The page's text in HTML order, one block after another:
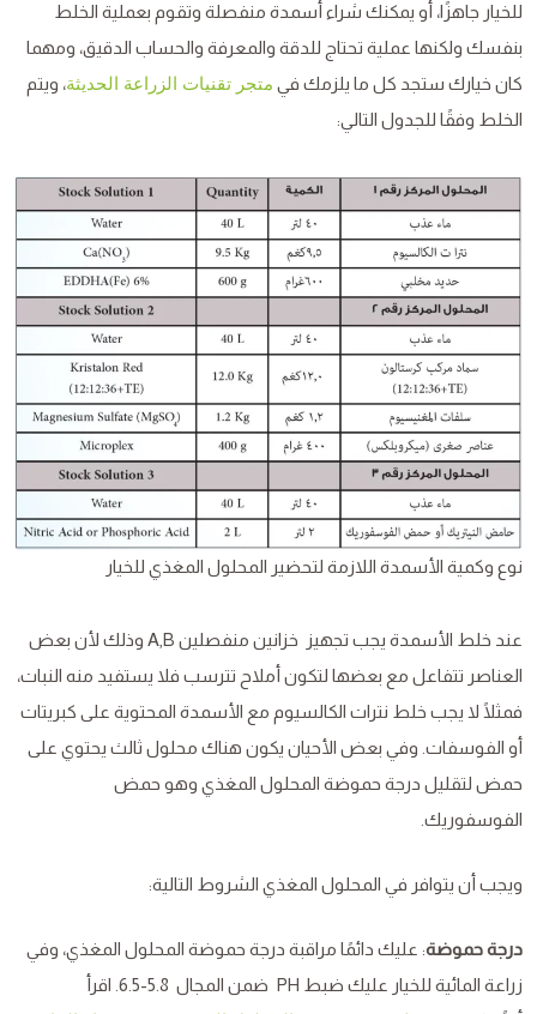
للخيار جاهزًا، أو يمكنك شراء أسمدة منفصلة وتقوم بعملية الخلط
بنفسك ولكنها عملية تحتاج للدقة والمعرفة والحساب الدقيق، ومهما
كان خيارك ستجد كل ما يلزمك في متجر تقنيات الزراعة الحديثة، ويتم
الخلط وفقًا للجدول التالي:
نوع وكمية الأسمدة اللازمة لتحضير المحلول المغذي للخيار
عند خلط الأسمدة يجب تجهيز خزانين منفصلين A,B وذلك لأن بعض
العناصر تتفاعل مع بعضها لتكون أملاح تترسب فلا يستفيد منه النبات،
فمثلًا لا يجب خلط نترات الكالسيوم مع الأسمدة المحتوية على كبريتات
أو الفوسفات. وفي بعض الأحيان يكون هناك محلول ثالث يحتوي على
حمض لتقليل درجة حموضة المحلول المغذي وهو حمض
الفوسفوريك.
ويجب أن يتوافر في المحلول المغذي الشروط التالية:
درجة حموضة: عليك دائمًا مراقبة درجة حموضة المحلول المغذي، وفي
زراعة المائية للخيار عليك ضبط PH ضمن المجال 5.8-6.5. اقرأ